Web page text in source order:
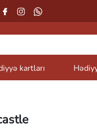
kartları